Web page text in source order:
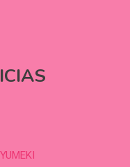
YUMEKI